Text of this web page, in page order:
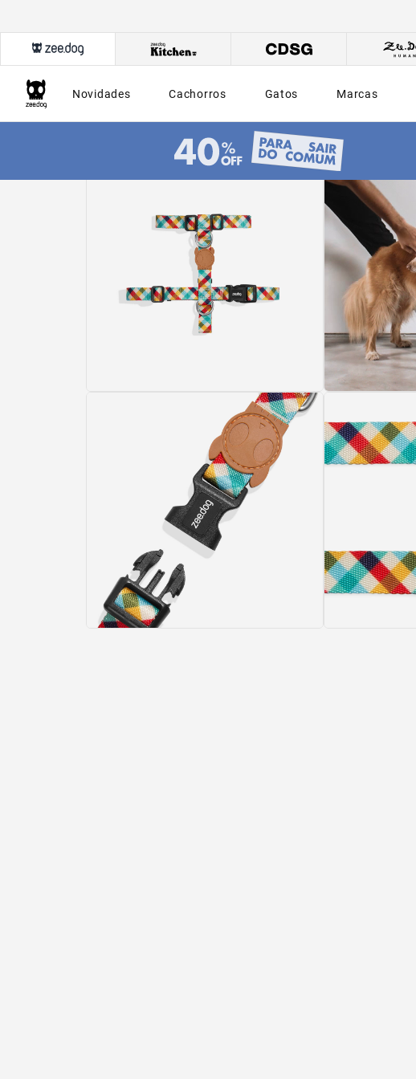
Novidades
Cachorros Gatos Marcas